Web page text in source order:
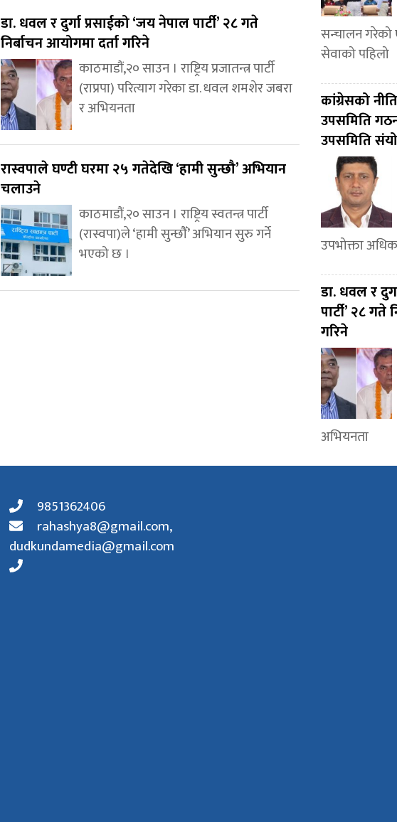
डा. धवल र दुर्गा प्रसाईको ‘जय नेपाल पार्टी’ २८ गते
निर्बाचन आयोगमा दर्ता गरिने
काठमाडौं,२० साउन । राष्ट्रिय प्रजातन्त्र पार्टी
(राप्रपा) परित्याग गरेका डा. धवल शमशेर जबरा
र अभियनता
रास्वपाले घण्टी घरमा २५ गतेदेखि ‘हामी सुन्छौ’ अभियान
चलाउने
काठमाडौं,२० साउन । राष्ट्रिय स्वतन्त्र पार्टी
(रास्वपा)ले ‘हामी सुन्छौँ’ अभियान सुरु गर्ने
भएको छ ।
सन्चालन
सेवाको पहिलो
कांग्रेसको
उपसमिति
उपसमिति
उपभोक्ता
डा. धवल र
पार्टी’ २८ गते
गरिने
अभियनता
9851362406
rahashya8@gmail.com,
dudkundamedia@gmail.com